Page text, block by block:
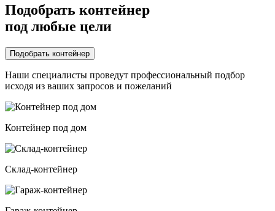
Подобрать контейнер
под любые цели
Подобрать контейнер
Наши специалисты проведут профессиональный подбор
исходя из ваших запросов и пожеланий
Контейнер под дом
Склад-контейнер